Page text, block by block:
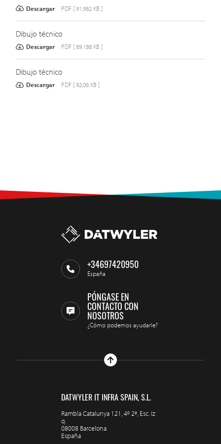
Descargar PDF [ 91,982 KB ]
Dibujo técnico
Descargar PDF [ 89,188 KB ]
Dibujo técnico
Descargar PDF [ 92,06 KB ]
+34697420950
España
PÓNGASE EN
CONTACTO CON
NOSOTROS
¿Cómo podemos ayudarle?
DATWYLER IT INFRA SPAIN, S.L.
Rambla Catalunya 121, 4º 2ª, Esc. Iz
q.
08008 Barcelona
España